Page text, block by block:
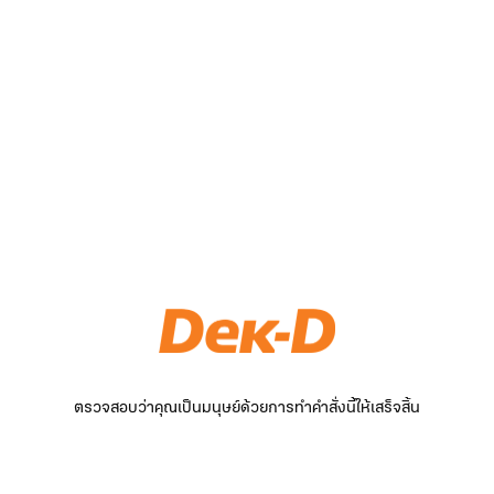
ตรวจสอบว่าคุณเป็นมนุษย์ด้วยการทำคำสั่งนี้ให้เสร็จสิ้น